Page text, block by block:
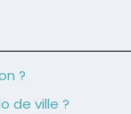
?
de ville ?